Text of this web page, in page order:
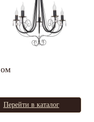
Перейти в каталог